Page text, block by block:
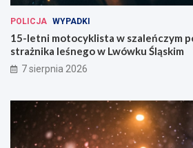
POLICJA WYPADKI
15-letni motocyklista w szaleńczym
strażnika leśnego w Lwówku Śląskim
7 sierpnia 2026